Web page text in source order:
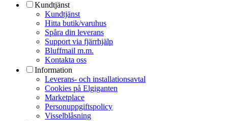
Kundtjänst
Kundtjänst
Hitta butik/varuhus
Spåra din leverans
Support via fjärrhjälp
Bluffmail m.m.
Kontakta oss
Information
Leverans- och installationsavtal
Cookies på Elgiganten
Marketplace
Personuppgiftspolicy
Visselblåsning